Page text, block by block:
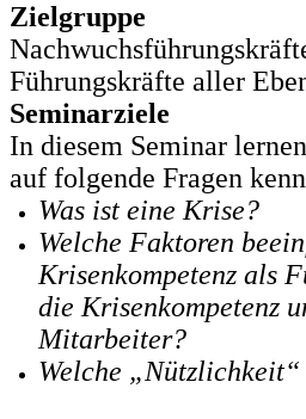
Zielgruppe
Führungskräfte aller
Seminarziele
In diesem Seminar
auf folgende Fragen
Was ist eine Krise?
Welche Faktoren
Krisenkompetenz als
die Krisenkompetenz
Mitarbeiter?
Welche